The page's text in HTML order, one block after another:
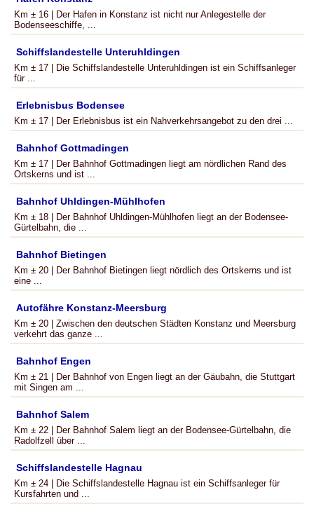
Km ± 16 | Der Hafen in Konstanz ist nicht nur Anlegestelle der
Bodenseeschiffe, ...
Schiffslandestelle Unteruhldingen
Km ± 17 | Die Schiffslandestelle Unteruhldingen ist ein Schiffsanleger
für ...
Erlebnisbus Bodensee
Km ± 17 | Der Erlebnisbus ist ein Nahverkehrsangebot zu den drei ...
Bahnhof Gottmadingen
Km ± 17 | Der Bahnhof Gottmadingen liegt am nördlichen Rand des
Ortskerns und ist ...
Bahnhof Uhldingen-Mühlhofen
Km ± 18 | Der Bahnhof Uhldingen-Mühlhofen liegt an der Bodensee-
Gürtelbahn, die ...
Bahnhof Bietingen
Km ± 20 | Der Bahnhof Bietingen liegt nördlich des Ortskerns und ist
eine ...
Autofähre Konstanz-Meersburg
Km ± 20 | Zwischen den deutschen Städten Konstanz und Meersburg
verkehrt das ganze ...
Bahnhof Engen
Km ± 21 | Der Bahnhof von Engen liegt an der Gäubahn, die Stuttgart
mit Singen am ...
Bahnhof Salem
Km ± 22 | Der Bahnhof Salem liegt an der Bodensee-Gürtelbahn, die
Radolfzell über ...
Schiffslandestelle Hagnau
Km ± 24 | Die Schiffslandestelle Hagnau ist ein Schiffsanleger für
Kursfahrten und ...